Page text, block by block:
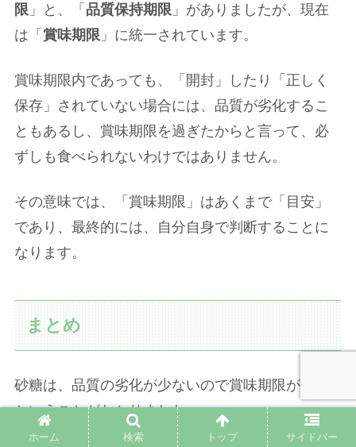
限 」と、「 品質保持期限 」がありましたが、現在
は「 賞味期限 」に統一されています。
賞味期限内であっても、「開封」したり「正しく
保存」されていない場合には、品質が劣化するこ
ともあるし、賞味期限を過ぎたからと言って、必
ずしも食べられないわけではありません。
その意味では、「賞味期限」はあくまで「目安」
であり、最終的には、自分自身で判断することに
なります。
まとめ
砂糖は、品質の劣化が少ないので賞味期限がない
ということがわかりました。
ホーム 検索 トップ サイドバー